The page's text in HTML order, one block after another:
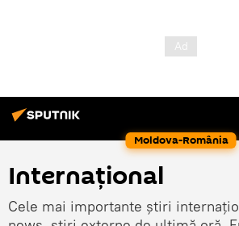
Moldova-România
Internaţional
Cele mai importante știri